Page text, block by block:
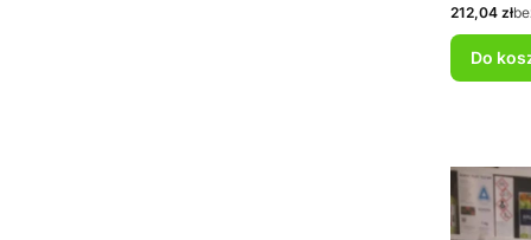
Cena
212,04 zł
Do